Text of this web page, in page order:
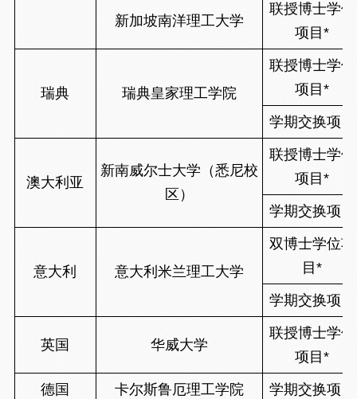
新加坡南洋理工大学
联授博士学位
项目*
瑞典 瑞典皇家理工学院
联授博士学位
项目*
学期交换项目
澳大利亚
新南威尔士大学（悉尼校
区）
联授博士学位
项目*
学期交换项目
意大利 意大利米兰理工大学
双博士学位项
目*
学期交换项目
英国 华威大学
联授博士学位
项目*
德国 卡尔斯鲁厄理工学院 学期交换项目